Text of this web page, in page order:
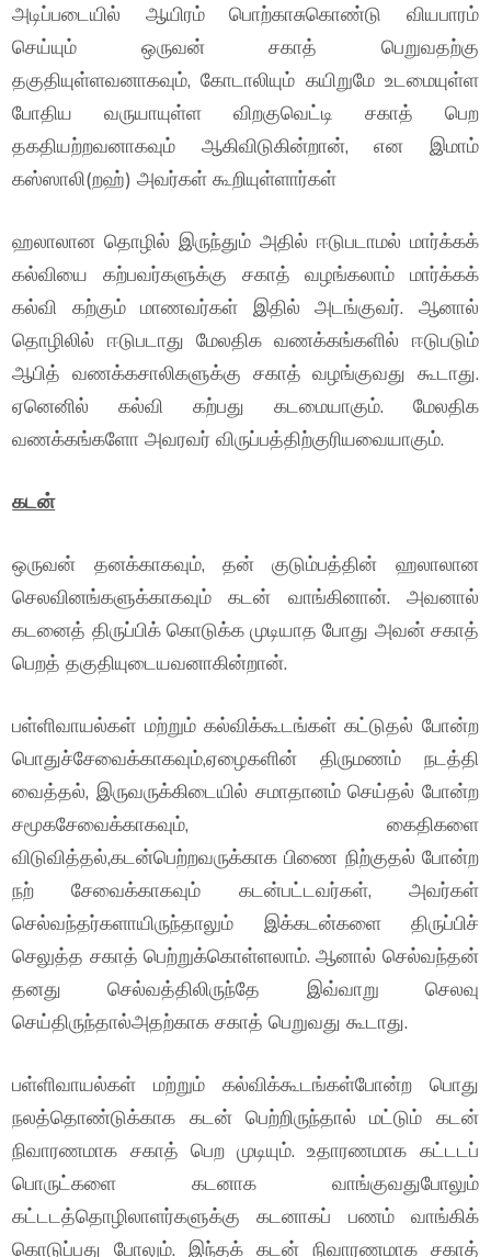
அடிப்படையில் ஆயிரம் பொற்காசுகொண்டு வியபாரம்
செய்யும் ஒருவன் சகாத் பெறுவதற்கு
தகுதியுள்ளவனாகவும், கோடாலியும் கயிறுமே உடமையுள்ள
போதிய வருயாயுள்ள விறகுவெட்டி சகாத் பெற
தகதியற்றவனாகவும் ஆகிவிடுகின்றான், என இமாம்
கஸ்ஸாலி(றஹ்) அவர்கள் கூறியுள்ளார்கள்
ஹலாலான தொழில் இருந்தும் அதில் ஈடுபடாமல் மார்க்கக்
கல்வியை கற்பவர்களுக்கு சகாத் வழங்கலாம் மார்க்கக்
கல்வி கற்கும் மாணவர்கள் இதில் அடங்குவர். ஆனால்
தொழிலில் ஈடுபடாது மேலதிக வணக்கங்களில் ஈடுபடும்
ஆபித் வணக்கசாலிகளுக்கு சகாத் வழங்குவது கூடாது.
ஏனெனில் கல்வி கற்பது கடமையாகும். மேலதிக
வணக்கங்களோ அவரவர் விருப்பத்திற்குரியவையாகும்.
கடன்
ஒருவன் தனக்காகவும், தன் குடும்பத்தின் ஹலாலான
செலவினங்களுக்காகவும் கடன் வாங்கினான். அவனால்
கடனைத் திருப்பிக் கொடுக்க முடியாத போது அவன் சகாத்
பெறத் தகுதியுடையவனாகின்றான்.
பள்ளிவாயல்கள் மற்றும் கல்விக்கூடங்கள் கட்டுதல் போன்ற
பொதுச்சேவைக்காகவும்,ஏழைகளின் திருமணம் நடத்தி
வைத்தல், இருவருக்கிடையில் சமாதானம் செய்தல் போன்ற
சமூகசேவைக்காகவும், கைதிகளை
விடுவித்தல்,கடன்பெற்றவருக்காக பிணை நிற்குதல் போன்ற
நற் சேவைக்காகவும் கடன்பட்டவர்கள், அவர்கள்
செல்வந்தர்களாயிருந்தாலும் இக்கடன்களை திருப்பிச்
செலுத்த சகாத் பெற்றுக்கொள்ளலாம். ஆனால் செல்வந்தன்
தனது செல்வத்திலிருந்தே இவ்வாறு செலவு
செய்திருந்தால்அதற்காக சகாத் பெறுவது கூடாது.
பள்ளிவாயல்கள் மற்றும் கல்விக்கூடங்கள்போன்ற பொது
நலத்தொண்டுக்காக கடன் பெற்றிருந்தால் மட்டும் கடன்
நிவாரணமாக சகாத் பெற முடியும். உதாரணமாக கட்டடப்
பொருட்களை கடனாக வாங்குவதுபோலும்
கட்டடத்தொழிலாளர்களுக்கு கடனாகப் பணம் வாங்கிக்
கொடுப்பது போலும். இந்தக் கடன் நிவாரணமாக சகாத்